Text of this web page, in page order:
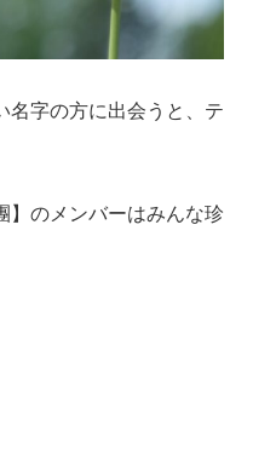
名字の方に出会うと、テ
】のメンバーはみんな珍